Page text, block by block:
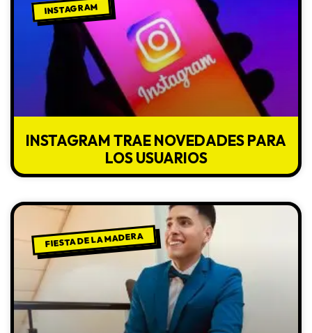
INSTAGRAM
INSTAGRAM TRAE NOVEDADES PARA
LOS USUARIOS
FIESTA DE LA MADERA